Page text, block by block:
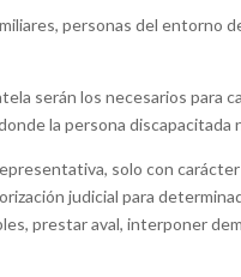
personas del entorno
serán los necesarios para
la persona
solo con
judicial para
prestar aval, interponer